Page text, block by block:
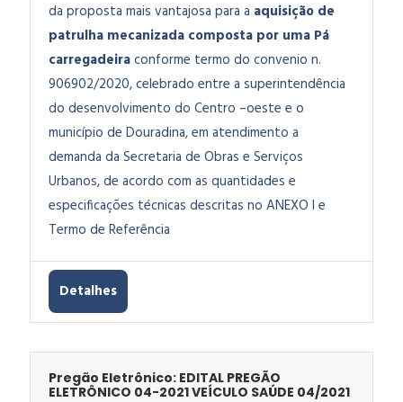
da proposta mais vantajosa para a aquisição de
patrulha mecanizada composta por uma Pá
carregadeiraconforme termo do convenio n.
906902/2020, celebrado entre a superintendência
do desenvolvimento do Centro –oeste e o
município de Douradina, em atendimento a
demanda da Secretaria de Obras e Serviços
Urbanos, de acordo com as quantidades e
especificações técnicas descritas no ANEXO I e
Termo de Referência
Detalhes
Pregão Eletrônico: EDITAL PREGÃO
ELETRÔNICO 04-2021 VEÍCULO SAÚDE 04/2021